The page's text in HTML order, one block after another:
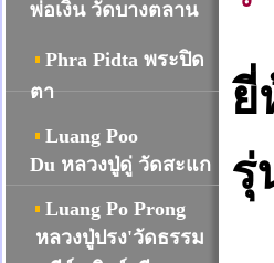
พ่อเงิน วัดบางตลาน
Phra Pidta พระปิด
ตา
Luang Poo
Du หลวงปู่ดู่ วัดสะแก
Luang Po Prong
หลวงปู่ปรง'วัดธรรม
ยี่
รุ่